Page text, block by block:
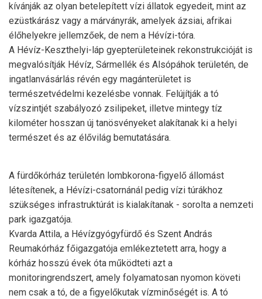
kívánják az olyan betelepített vízi állatok egyedeit, mint az
ezüstkárász vagy a márványrák, amelyek ázsiai, afrikai
élőhelyekre jellemzőek, de nem a Hévízi-tóra.
A Hévíz-Keszthelyi-láp gyepterületeinek rekonstrukcióját is
megvalósítják Hévíz, Sármellék és Alsópáhok területén, de
ingatlanvásárlás révén egy magánterületet is
természetvédelmi kezelésbe vonnak. Felújítják a tó
vízszintjét szabályozó zsilipeket, illetve mintegy tíz
kilométer hosszan új tanösvényeket alakítanak ki a helyi
természet és az élővilág bemutatására.
A fürdőkórház területén lombkorona-figyelő állomást
létesítenek, a Hévízi-csatornánál pedig vízi túrákhoz
szükséges infrastruktúrát is kialakítanak - sorolta a nemzeti
park igazgatója.
Kvarda Attila, a Hévízgyógyfürdő és Szent András
Reumakórház főigazgatója emlékeztetett arra, hogy a
kórház hosszú évek óta működteti azt a
monitoringrendszert, amely folyamatosan nyomon követi
nem csak a tó, de a figyelőkutak vízminőségét is. A tó